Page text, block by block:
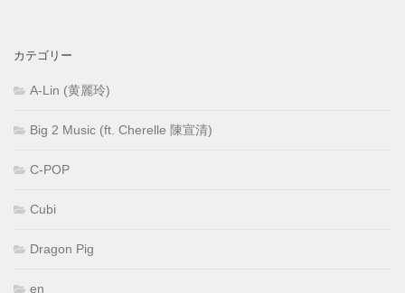
カテゴリー
A-Lin (黄麗玲)
Big 2 Music (ft. Cherelle 陳宣清)
C-POP
Cubi
Dragon Pig
en